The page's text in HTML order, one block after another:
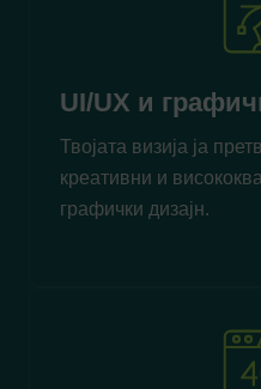
UI/UX и
Твојата визија ја
креативни и
графички дизајн.